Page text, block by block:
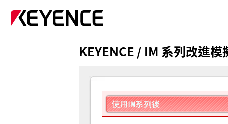
KEYENCE / IM 系列改進模